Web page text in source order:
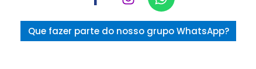
Que fazer parte do nosso grupo WhatsApp?